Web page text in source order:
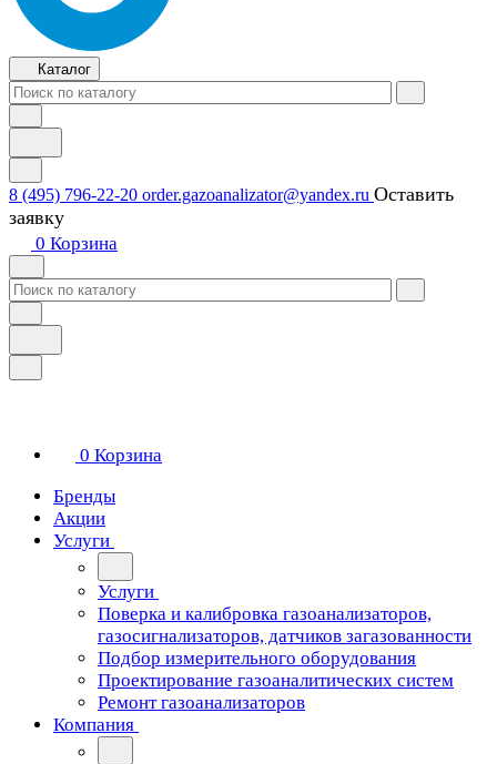
Каталог
8 (495) 796-22-20 order.gazoanalizator@yandex.ru Оставить
заявку
0 Корзина
0 Корзина
Бренды
Акции
Услуги
Услуги
Поверка и калибровка газоанализаторов,
газосигнализаторов, датчиков загазованности
Подбор измерительного оборудования
Проектирование газоаналитических систем
Ремонт газоанализаторов
Компания